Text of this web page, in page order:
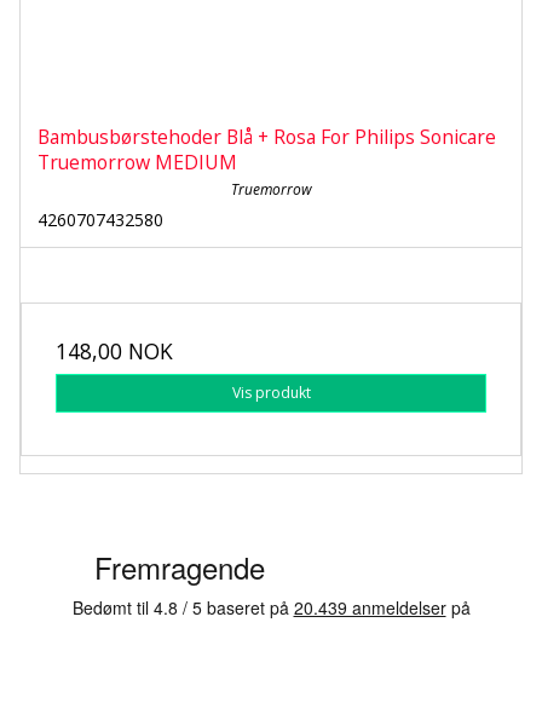
Bambusbørstehoder Blå + Rosa For Philips Sonicare
Truemorrow MEDIUM
Truemorrow
4260707432580
148,00 NOK
Vis produkt